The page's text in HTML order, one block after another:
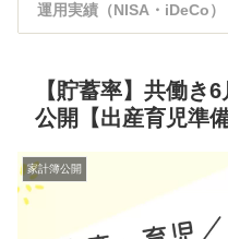
運用実績（NISA・iDeCo）
【貯蓄率】共働き
公開【出産育児準備
家計簿公開